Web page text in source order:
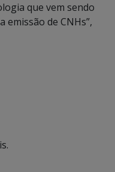
que vem sendo
de CNHs”,